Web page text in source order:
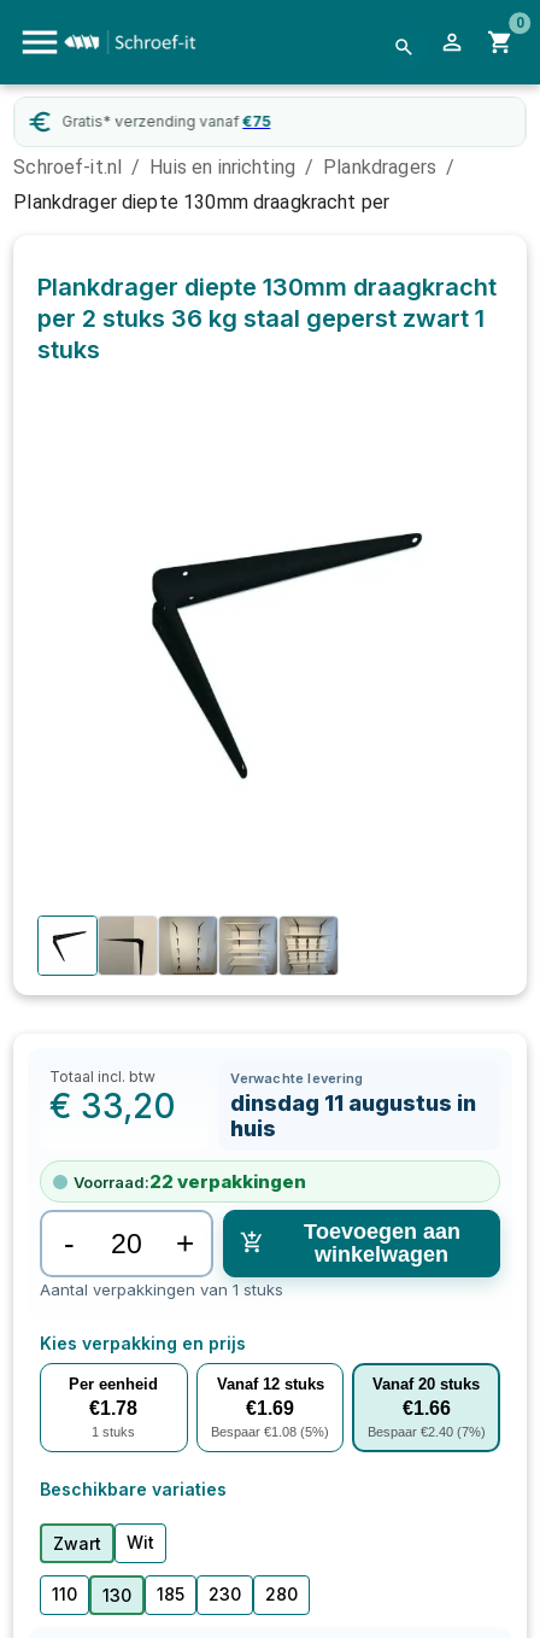
0
Gratis* verzending vanaf €75
Schroef-it.nl / Huis en inrichting / Plankdragers /
Plankdrager diepte 130mm draagkracht per
Plankdrager diepte 130mm draagkracht
per 2 stuks 36 kg staal geperst zwart1
stuks
Totaal incl. btw
€ 33,20
Verwachte levering
dinsdag 11 augustus in
huis
Voorraad:22 verpakkingen
- +
Toevoegen aan
winkelwagen
Aantal verpakkingen van 1 stuks
Kies verpakking en prijs
Per eenheid
€1.78
1 stuks
Vanaf 12stuks
€1.69
Bespaar €1.08 (5%)
Vanaf20 stuks
€1.66
Bespaar €2.40(7%)
Beschikbare variaties
Zwart Wit
110 130 185 230 280